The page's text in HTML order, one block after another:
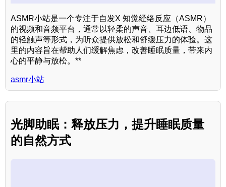
ASMR小站是一个专注于自发X 知觉经络反应（ASMR）
的视频和音频平台，通常以轻柔的声音、耳边低语、物品
的轻触声等形式，为听众提供放松和舒缓压力的体验。这
里的内容旨在帮助人们缓解焦虑，改善睡眠质量，带来内
心的平静与放松。**
asmr小站
光脚助眠：释放压力，提升睡眠质量
的自然方式